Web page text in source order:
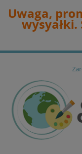
Uwaga,
wysyałki.